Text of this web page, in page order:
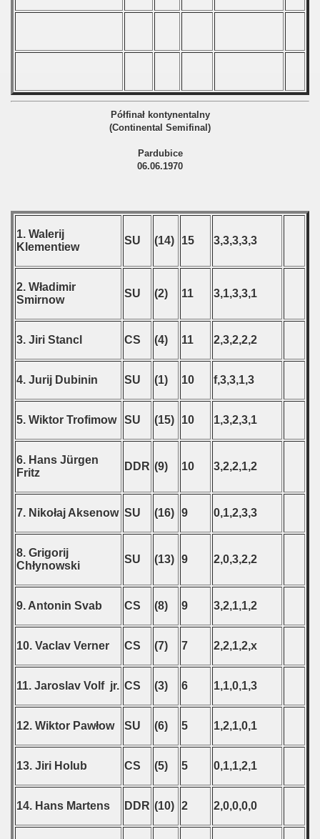
Półfinał kontynentalny
(Continental Semifinal)
Pardubice
06.06.1970
1. Walerij
Klementiew
SU (14) 15 3,3,3,3,3
2. Władimir
Smirnow
SU (2) 11 3,1,3,3,1
3. Jiri Stancl CS (4) 11 2,3,2,2,2
4. Jurij Dubinin SU (1) 10 f,3,3,1,3
5. Wiktor Trofimow SU (15) 10 1,3,2,3,1
6. Hans Jürgen
Fritz
DDR (9) 10 3,2,2,1,2
7. Nikołaj Aksenow SU (16) 9 0,1,2,3,3
8. Grigorij
Chłynowski
SU (13) 9 2,0,3,2,2
9. Antonin Svab CS (8) 9 3,2,1,1,2
10. Vaclav Verner CS (7) 7 2,2,1,2,x
11. Jaroslav Volf jr. CS (3) 6 1,1,0,1,3
12. Wiktor Pawłow SU (6) 5 1,2,1,0,1
13. Jiri Holub CS (5) 5 0,1,1,2,1
14. Hans Martens DDR (10) 2 2,0,0,0,0